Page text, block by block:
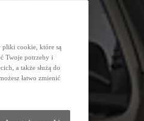
pliki cookie, które są
Twoje potrzeby i
a także służą do
łatwo zmienić